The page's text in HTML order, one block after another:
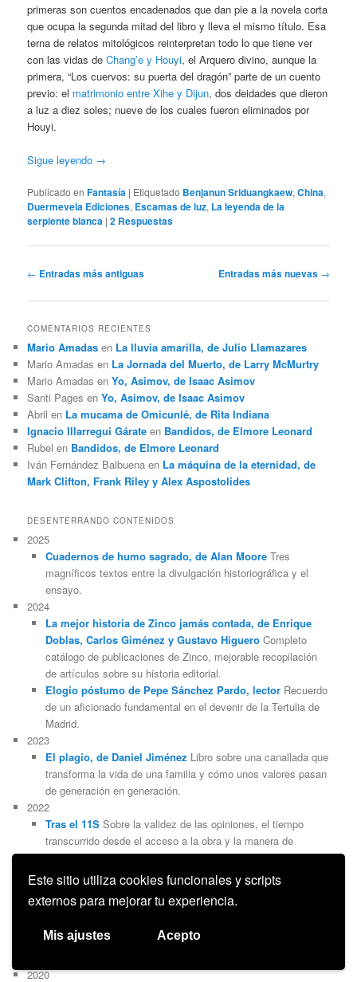
Este sitio utiliza cookies funcionales y scripts
externos para mejorar tu experiencia.
Mis ajustes Acepto
primeras son cuentos encadenados que dan pie a la novela corta
que ocupa la segunda mitad del libro y lleva el mismo título. Esa
terna de relatos mitológicos reinterpretan todo lo que tiene ver
con las vidas deChang’e y Houyi, el Arquero divino, aunque la
primera, “Los cuervos: su puerta del dragón” parte de un cuento
previo: el matrimonio entre Xihe y Dijun, dos deidades que dieron
a luz a diez soles; nueve de los cuales fueron eliminados por
Houyi.
Sigue leyendo →
Publicado en Fantasía | Etiquetado Benjanun Sriduangkaew,China,
Duermevela Ediciones, Escamas de luz, La leyenda de la
serpiente blanca |2 Respuestas
Navegación
entradas
← Entradas más antiguas Entradas más nuevas →
COMENTARIOS RECIENTES
Mario Amadas en La lluvia amarilla, de Julio Llamazares
Mario Amadas en La Jornada del Muerto, de Larry McMurtry
Mario Amadas enYo, Asimov, de Isaac Asimov
Santi Pages enYo, Asimov, de Isaac Asimov
Abril en La mucama de Omicunlé, de Rita Indiana
Ignacio Illarregui Gárate en Bandidos, de Elmore Leonard
Rubel en Bandidos, de Elmore Leonard
Iván Fernández Balbuena en La máquina de la eternidad, de
Mark Clifton, Frank Riley y Alex Aspostolides
DESENTERRANDO CONTENIDOS
2025
Cuadernos de humo sagrado, de Alan MooreTres
magníficos textos entre la divulgación historiográfica y el
ensayo.
2024
La mejor historia de Zinco jamás contada, de Enrique
Doblas, Carlos Giménez y Gustavo HigueroCompleto
catálogo de publicaciones de Zinco, mejorable recopilación
de artículos sobre su historia editorial.
Elogio póstumo de Pepe Sánchez Pardo, lectorRecuerdo
de un aficionado fundamental en el devenir de la Tertulia de
Madrid.
2023
El plagio, de Daniel Jiménez Libro sobre una canallada que
transforma la vida de una familia y cómo unos valores pasan
de generación en generación.
2022
Tras el 11SSobre la validez de las opiniones, el tiempo
transcurrido desde el acceso a la obra y la manera de
formularlas.
2021
Esta noche arderá el cielo, de Emilio Bueso
Brillante
novela apocalíptica del autor de Cenital y Los ojos bizcos del
Gótico, de Silvia Moreno-García
2020